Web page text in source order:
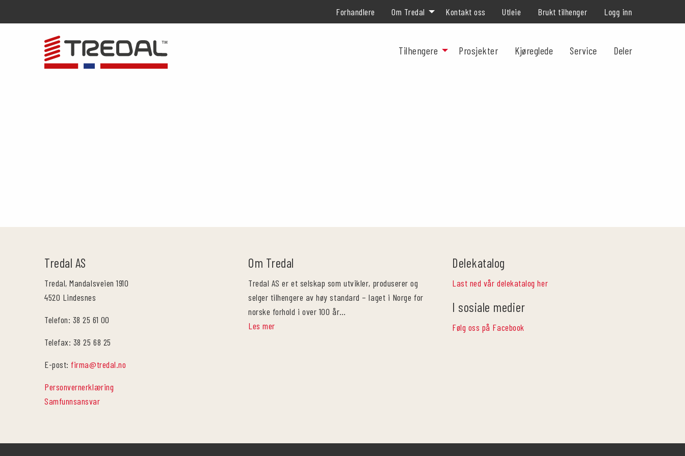
Forhandlere Om Tredal Kontakt oss Utleie Brukt tilhenger Logg inn
Tilhengere Prosjekter Kjøreglede Service Deler
Tredal AS
Tredal, Mandalsveien 1910
4520 Lindesnes
Telefon: 38 25 61 00
Telefax: 38 25 68 25
E-post:firma@tredal.no
Personvernerklæring
Samfunnsansvar
Om Tredal
Tredal AS er et selskap som utvikler, produserer og
selger tilhengere av høy standard – laget i Norge for
norske forhold i over 100 år…
Les mer
Delekatalog
Last ned vår delekatalog her
I sosiale medier
Følg oss på Facebook